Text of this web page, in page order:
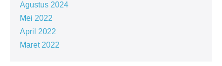
Agustus 2024
Mei 2022
April 2022
Maret 2022